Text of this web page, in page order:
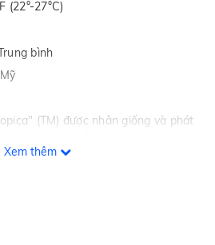
(22°-27°C)
bình
(TM) được nhân giống và phát
hợp sản phẩm này hết hàng, bạn có
Xem thêm